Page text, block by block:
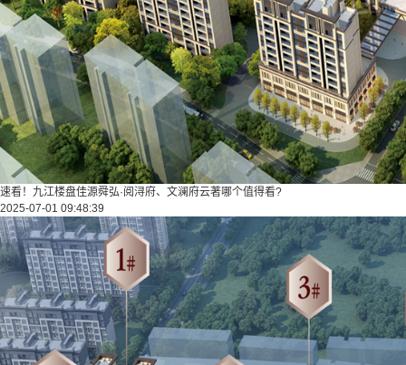
速看！九江楼盘佳源舜弘·阅浔府、文澜府云著哪个值得看?
2025-07-01 09:48:39